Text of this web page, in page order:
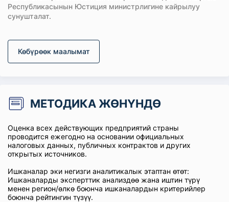
Республикасынын Юстиция министрлигине кайрылуу
сунушталат.
Көбүрөөк маалымат
МЕТОДИКА ЖӨНҮНДӨ
Оценка всех действующих предприятий страны
проводится ежегодно на основании официальных
налоговых данных, публичных контрактов и других
открытых источников.
Ишканалар эки негизги аналитикалык этаптан өтөт:
Ишканаларды эксперттик анализдөө жана иштин түрү
менен регион/өлкө боюнча ишканалардын критерийлер
боюнча рейтингин түзүү.